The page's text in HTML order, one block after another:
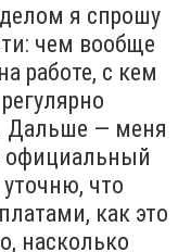
я спрошу
чем вообще
работе, с кем
Дальше — меня
официальный
что
как это
насколько